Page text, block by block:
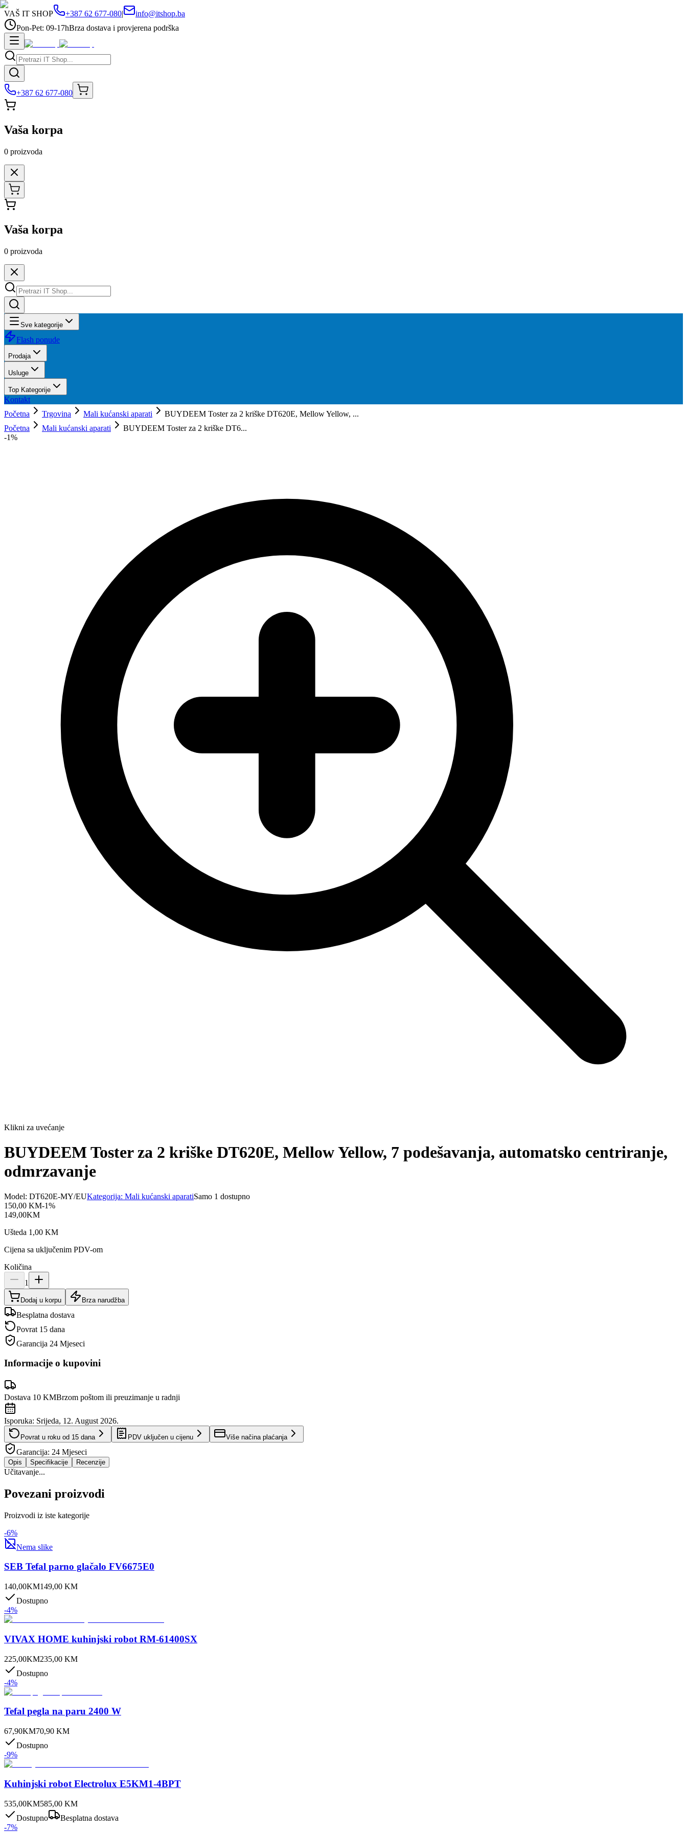
VAŠ IT SHOP +387 62 677-080|
info@itshop.ba
Pon-Pet: 09-17hBrza dostava i provjerena podrška
+387 62 677-080
Vaša korpa
0 proizvoda
Vaša korpa
0 proizvoda
Sve kategorije
Flash ponude
Prodaja
Usluge
Top Kategorije
Kontakt
Početna
Trgovina Mali kućanski aparati
BUYDEEM Toster za 2 kriške DT620E, Mellow Yellow, ...
Početna
Mali kućanski aparati
BUYDEEM Toster za 2 kriške DT6...
-1%
Klikni za uvećanje
BUYDEEM Toster za 2 kriške DT620E, Mellow Yellow, 7 podešavanja, automatsko centriranje,
odmrzavanje
Model: DT620E-MY/EUKategorija: Mali kućanski aparatiSamo 1 dostupno
150,00 KM-1%
149,00KM
Ušteda 1,00 KM
Cijena sa uključenim PDV-om
Količina
1
Dodaj u korpu Brza narudžba
Besplatna dostava
Povrat 15 dana
Garancija 24 Mjeseci
Informacije o kupovini
Dostava 10 KMBrzom poštom ili preuzimanje u radnji
Isporuka: Srijeda, 12. August 2026.
Povrat u roku od 15 dana PDV uključen u cijenu Više načina plaćanja
Garancija: 24 Mjeseci
Opis Specifikacije Recenzije
Učitavanje...
Povezani proizvodi
Proizvodi iz iste kategorije
-6%
Nema slike
SEB Tefal parno glačalo FV6675E0
140,00KM149,00 KM
Dostupno
-4%
VIVAX HOME kuhinjski robot RM-61400SX
225,00KM235,00 KM
Dostupno
-4%
Tefal pegla na paru 2400 W
67,90KM70,90 KM
Dostupno
-9%
Kuhinjski robot Electrolux E5KM1-4BPT
535,00KM585,00 KM
Dostupno
Besplatna dostava
-7%